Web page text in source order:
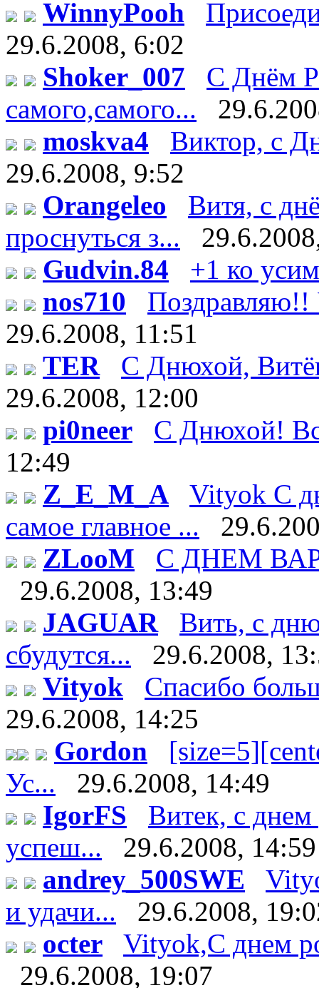
WinnyPooh
29.6.2008, 6:02
Shoker_007
С Днём
самого,самого...
moskva4
Виктор, с
29.6.2008, 9:52
Orangeleo
Витя, с
проснуться з...
Gudvin.84
+1 ко усим
nos710
Поздравляю!!
29.6.2008, 11:51
TER
С Днюхой,
29.6.2008, 12:00
pi0neer
С Днюхой!
12:49
Z_E_M_A
Vityok С
самое главное ...
ZLooM
С ДНЕМ
29.6.2008, 13:49
JAGUAR
Вить, с
сбудутся...
29.6.2008,
Vityok
Спасибо
29.6.2008, 14:25
Gordon
Ус...
29.6.2008, 14:49
IgorFS
Витек, с
успеш...
29.6.2008, 14:59
andrey_500SWE
и удачи...
29.6.2008,
octer
Vityok,С днем
29.6.2008, 19:07